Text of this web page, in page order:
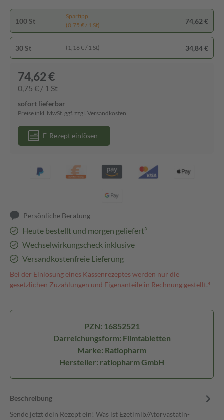
100 St
Spartipp
(0,75 € / 1 St)
74,62 €
30 St (1,16 € / 1 St) 34,84 €
74,62 €
0,75 € / 1 St
sofort lieferbar
Preise inkl. MwSt. ggf. zzgl. Versandkosten
E-Rezept einlösen
Persönliche Beratung
Heute bestellt und morgen geliefert³
Wechselwirkungscheck inklusive
Versandkostenfreie Lieferung
Bei der Einlösung eines Kassenrezeptes werden nur die
gesetzlichen Zuzahlungen und Eigenanteile in Rechnung gestellt.⁴
PZN: 16852521
Darreichungsform: Filmtabletten
Marke: Ratiopharm
Hersteller: ratiopharm GmbH
Beschreibung
Sende jetzt dein Rezept ein! Was ist Ezetimib/Atorvastatin-